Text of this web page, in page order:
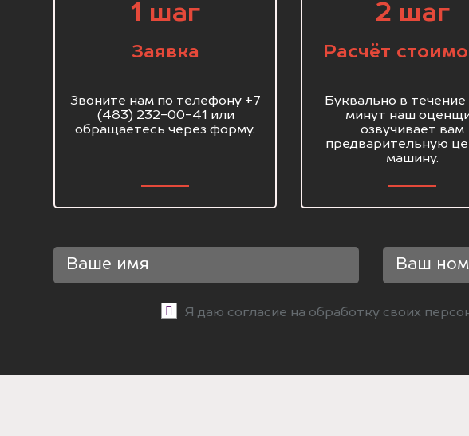
1 шаг
Заявка
Звоните нам по телефону +7
(483) 232-00-41 или
обращаетесь через форму.
2 шаг
Расчёт
Буквально в течение
минут наш
озвучивает вам
предварительную
машину.
Я даю согласие на обработку своих